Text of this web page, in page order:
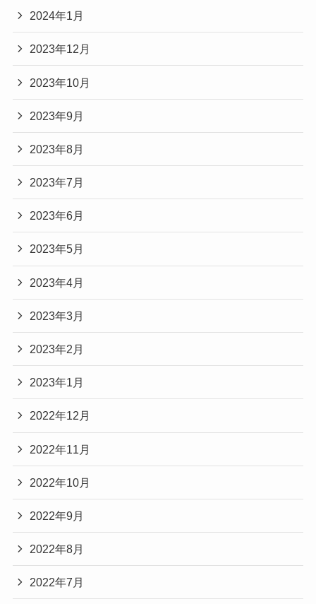
2024年1月
2023年12月
2023年10月
2023年9月
2023年8月
2023年7月
2023年6月
2023年5月
2023年4月
2023年3月
2023年2月
2023年1月
2022年12月
2022年11月
2022年10月
2022年9月
2022年8月
2022年7月